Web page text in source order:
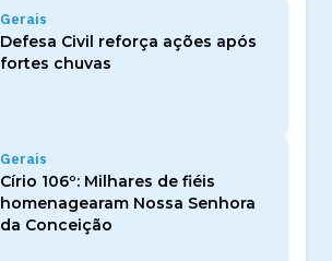
Gerais
Defesa Civil reforça ações após
fortes chuvas
Gerais
Círio 106º: Milhares de fiéis
homenagearam Nossa Senhora
da Conceição